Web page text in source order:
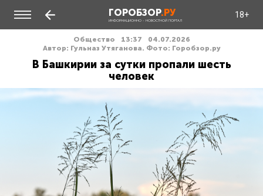
ГОРОБЗОР.РУ
ИНФОРМАЦИОННО - НОВОСТНОЙ ПОРТАЛ
18+
Общество 13:37
04.07.2026
Автор: Гульназ Утяганова. Фото: Горобзор.ру
В Башкирии за сутки пропали шесть
человек